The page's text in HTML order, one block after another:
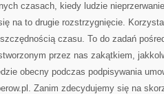
czasach, kiedy ludzie
na to drugie rozstrzygnięcie.
czasu. To do zadań
przez nas zakątkiem,
obecny podczas podpisywania
Zanim zdecydujemy się na